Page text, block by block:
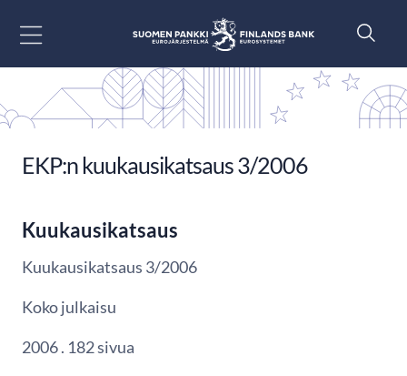
EKP:n kuukausikatsaus 3/2006
Kuukausikatsaus
Kuukausikatsaus 3/2006
Koko julkaisu
2006 . 182 sivua